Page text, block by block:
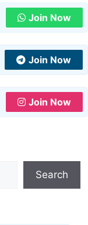
Join Now
Join Now
Join Now
Search